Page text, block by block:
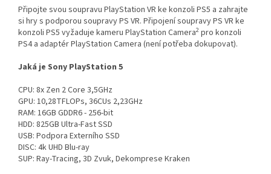
Připojte svou soupravu PlayStation VR ke konzoli PS5 a zahrajte
si hry s podporou soupravy PS VR. Připojení soupravy PS VR ke
konzoli PS5 vyžaduje kameru PlayStation Camera2 pro konzoli
PS4 a adaptér PlayStation Camera (není potřeba dokupovat).
Jaká je Sony PlayStation 5
CPU: 8x Zen 2 Core 3,5GHz
GPU: 10,28TFLOPs, 36CUs 2,23GHz
RAM: 16GB GDDR6 - 256-bit
HDD: 825GB Ultra-Fast SSD
USB: Podpora Externího SSD
DISC: 4k UHD Blu-ray
SUP: Ray-Tracing, 3D Zvuk, Dekomprese Kraken